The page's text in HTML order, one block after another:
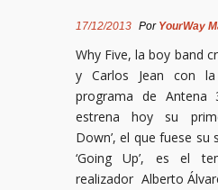
17/12/2013 Por YourWay
Why Five, la boy band
y Carlos Jean con
programa de Antena
estrena hoy su
Down’, el que fuese su
‘Going Up’, es el
realizador Alberto